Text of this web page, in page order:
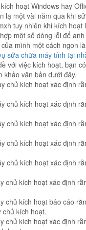
hoạt Windows hay
lạ một vài năm qua khi
tuy nhiên khi kích hoạt
một số dòng lỗi để
mình một cách ngon
sửa chữa máy tính tại
với việc kích hoạt, bạn
khảo văn bản dưới đây.
chủ kích hoạt xác định
chủ kích hoạt xác định
chủ kích hoạt xác định
chủ kích hoạt xác định
chủ kích hoạt xác định
chủ kích hoạt xác định
chủ kích hoạt báo cáo
chủ kích hoạt.
chủ kích hoạt xác định